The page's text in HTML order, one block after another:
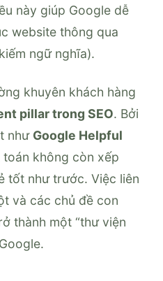
này giúp Google dễ
website thông qua
ngữ nghĩa).
khuyên khách hàng
pillar trong SEO. Bởi
như Google Helpful
toán không còn xếp
tốt như trước. Việc liên
và các chủ đề con
thành một “thư viện